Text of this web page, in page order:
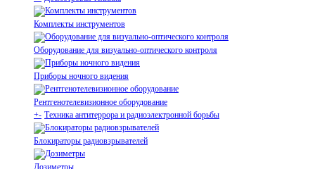
Комплекты инструментов
Оборудование для визуально-оптического контроля
Приборы ночного видения
Рентгенотелевизионное оборудование
+- Техника антитеррора и радиоэлектронной борьбы
Блокираторы радиовзрывателей
Дозиметры